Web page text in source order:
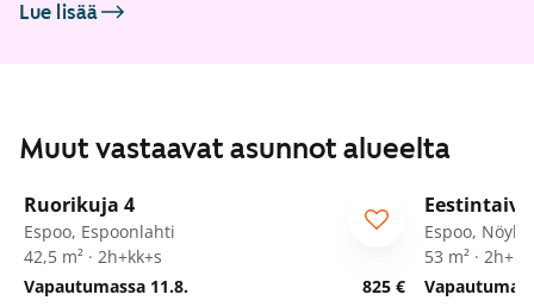
Lue lisää
Muut vastaavat asunnot alueelta
Ruorikuja 4
Espoo, Espoonlahti
42,5 m² · 2h+kk+s
Vapautumassa 11.8.
825 €
Espoo,
53 m² ·